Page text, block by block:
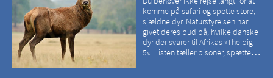
komme på safari og spotte store,
sjældne dyr. Naturstyrelsen har
givet deres bud på, hvilke danske
dyr der svarer til Afrikas »The big
5«. Listen tæller bisoner, spættede